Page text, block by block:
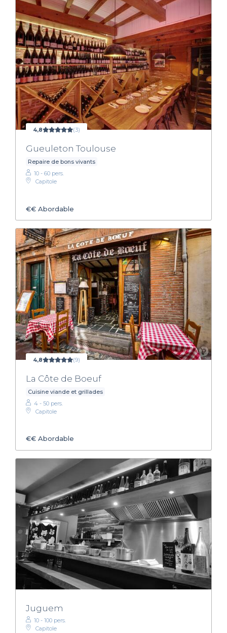
4,8 (3)
Gueuleton Toulouse
Repaire de bons vivants
10 - 60 pers.
Capitole
€€ Abordable
4,8 (9)
La Côte de Boeuf
Cuisine viande et grillades
4 - 50 pers.
Capitole
€€ Abordable
Juguem
10 - 100 pers.
Capitole